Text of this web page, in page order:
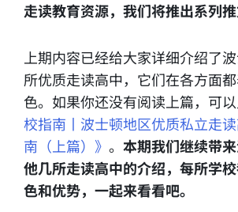
走读教育资源，我们将推出系列推
上期内容已经给大家详细介绍了
所优质走读高中，它们在各方面
色。如果你还没有阅读上篇，可
校指南丨波士顿地区优质私立走
南（上篇）》 。 本期我们继续带
他几所走读高中的介绍，每所学
色和优势，一起来看看吧。